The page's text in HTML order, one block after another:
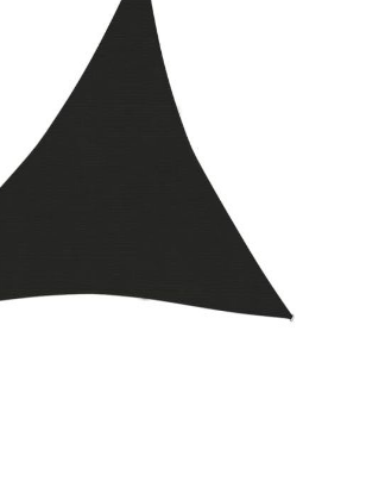
Лостове за набиране
Силови кули
Йога и пилатес